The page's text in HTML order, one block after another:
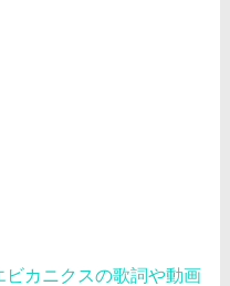
カニクスの歌詞や動画